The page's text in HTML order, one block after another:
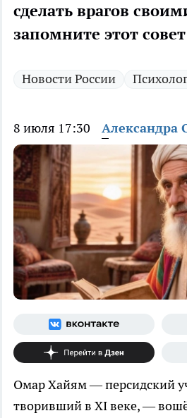
сделать врагов
запомните этот совет
Новости России
8 июля 17:30 Александра
Омар Хайям — персидский
творивший в XI веке, —